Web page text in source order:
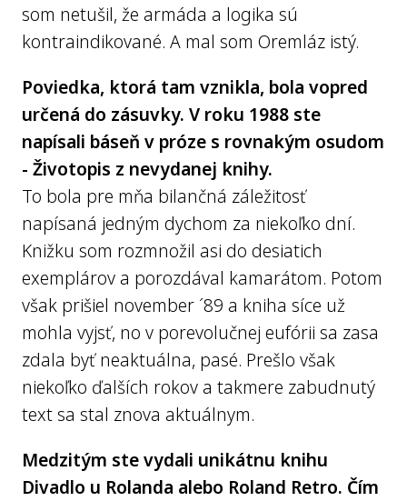
som netušil, že armáda a logika sú
kontraindikované. A mal som Oremláz istý.
Poviedka, ktorá tam vznikla, bola vopred
určená do zásuvky. V roku 1988 ste
napísali báseň v próze s rovnakým osudom
- Životopis z nevydanej knihy.
To bola pre mňa bilančná záležitosť
napísaná jedným dychom za niekoľko dní.
Knižku som rozmnožil asi do desiatich
exemplárov a porozdával kamarátom. Potom
však prišiel november ´89 a kniha síce už
mohla vyjsť, no v porevolučnej eufórii sa zasa
zdala byť neaktuálna, pasé. Prešlo však
niekoľko ďalších rokov a takmere zabudnutý
text sa stal znova aktuálnym.
Medzitým ste vydali unikátnu knihu
Divadlo u Rolanda alebo Roland Retro. Čím